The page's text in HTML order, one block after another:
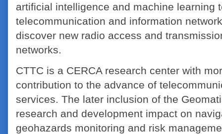
artificial intelligence and machine learning
telecommunication and information
discover new radio access and
networks.
CTTC is a CERCA research center with
contribution to the advance of
services. The later inclusion of the
research and development impact on
geohazards monitoring and risk